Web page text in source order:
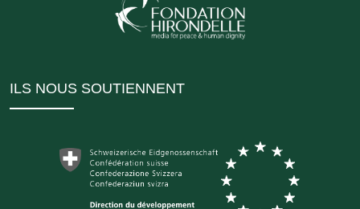
ILS NOUS SOUTIENNENT